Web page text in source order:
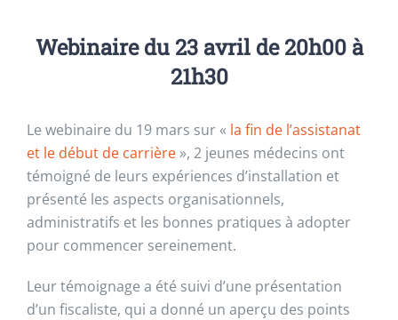
Webinaire du 23 avril de 20h00 à
21h30
Le webinaire du 19 mars sur « la fin de l’assistanat
et le début de carrière», 2 jeunes médecins ont
témoigné de leurs expériences d’installation et
présenté les aspects organisationnels,
administratifs et les bonnes pratiques à adopter
pour commencer sereinement.
Leur témoignage a été suivi d’une présentation
d’un fiscaliste, qui a donné un aperçu des points